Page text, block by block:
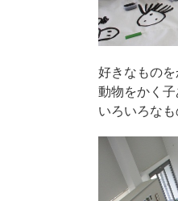
好きなもの
動物をかく子
いろいろな